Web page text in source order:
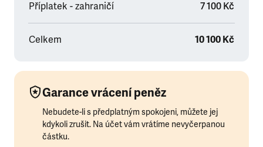
Příplatek - zahraničí
7 100 Kč
Celkem 10 100 Kč
Garance vrácení peněz
Nebudete-li s předplatným spokojeni, můžete jej
kdykoli zrušit. Na účet vám vrátíme nevyčerpanou
částku.